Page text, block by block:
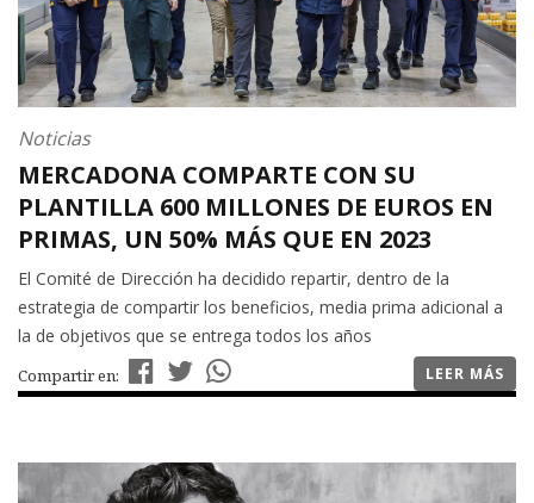
Noticias
MERCADONA COMPARTE CON SU
PLANTILLA 600 MILLONES DE EUROS EN
PRIMAS, UN 50% MÁS QUE EN 2023
El Comité de Dirección ha decidido repartir, dentro de la
estrategia de compartir los beneficios, media prima adicional a
la de objetivos que se entrega todos los años
Compartir en: LEER MÁS